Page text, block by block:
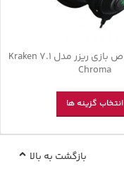
هدست مخصوص بازی ریزر مدل Kraken 7.1
Chroma
انتخاب گزینه ها
بازگشت به بالا